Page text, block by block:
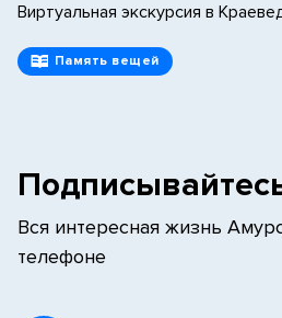
Виртуальная экскурсия в
Память вещей
Вся интересная жизнь
телефоне